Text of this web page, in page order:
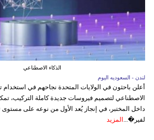
الذكاء الاصطناعي
لندن - السعوديه اليوم
أعلن باحثون في الولايات المتحدة نجاحهم في استخدام
الاصطناعي لتصميم فيروسات جديدة كاملة التركيب،
داخل المختبر، في إنجاز يُعد الأول من نوعه على مستوى
لفير�... المزيد